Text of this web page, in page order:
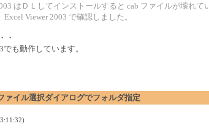
はＤＬしてインストールすると cab ファイルが壊れて
Viewer 2003 で確認しました。
・
も動作しています。
ァイル選択ダイアログでフォルダ指定